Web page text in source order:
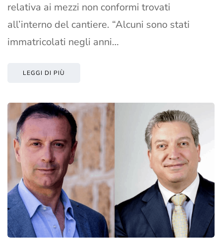
relativa ai mezzi non conformi trovati
all’interno del cantiere. “Alcuni sono stati
immatricolati negli anni…
LEGGI DI PIÙ